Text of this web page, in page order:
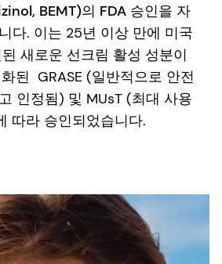
BEMT)의 FDA 승인을 자
다. 이는 25년 이상 만에 미국
새로운 선크림 활성 성분이
된 GRASE (일반적으로 안전
인정됨) 및 MUsT (최대 사용
따라 승인되었습니다.